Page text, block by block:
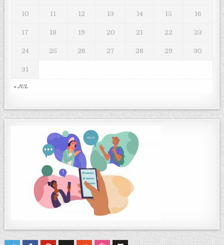
« JUL
10 11 12 13 14 15 16
17 18 19 20 21 22 23
24 25 26 27 28 29 30
31